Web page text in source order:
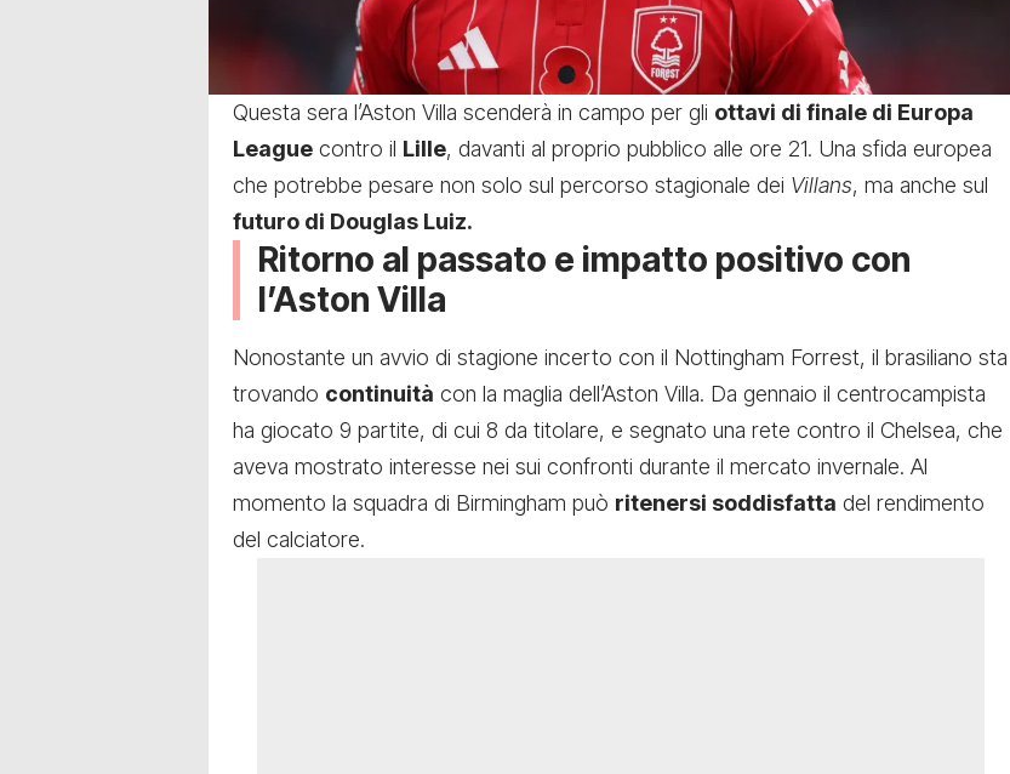
Questa sera l’Aston Villa scenderà in campo per gli ottavi di finale di Europa
League contro il Lille, davanti al proprio pubblico alle ore 21. Una sfida europea
che potrebbe pesare non solo sul percorso stagionale dei Villans, ma anche sul
futuro di Douglas Luiz.
Ritorno al passato e impatto positivo con
l’Aston Villa
Nonostante un avvio di stagione incerto con il Nottingham Forrest, il brasiliano sta
trovando continuità con la maglia dell’Aston Villa. Da gennaio il centrocampista
ha giocato 9 partite, di cui 8 da titolare, e segnato una rete contro il Chelsea, che
aveva mostrato interesse nei sui confronti durante il mercato invernale. Al
momento la squadra di Birmingham può ritenersi soddisfatta del rendimento
del calciatore.